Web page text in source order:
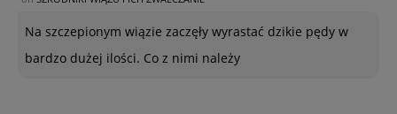
Na szczepionym wiązie zaczęły wyrastać dzikie pędy w
bardzo dużej ilości. Co z nimi należy